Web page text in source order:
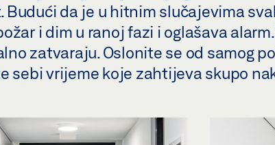
Budući da je u hitnim slučajevima
i dim u ranoj fazi i oglašava
zatvaraju. Oslonite se od samog
sebi vrijeme koje zahtijeva skupo